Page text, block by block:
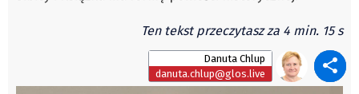
OGÓLNE WARUNKI HANDLOWE
Ten tekst przeczytasz za 4 min. 15 s
Danuta Chlup
danuta.chlup@glos.live